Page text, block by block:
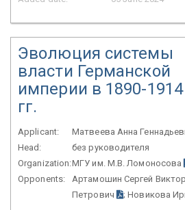
Эволюция системы
власти Германской
империи в 1890-1914
гг.
Applicant:
Матвеева Анна
Head:
без руководителя
Organization:МГУ им. М.В. Ломоносова
Opponents:
Артамошин Сергей
Петрович
; Новикова